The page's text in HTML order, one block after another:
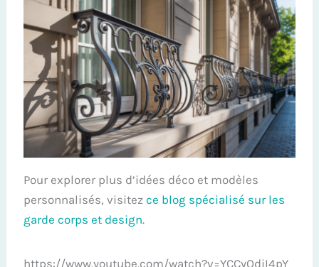
Pour explorer plus d’idées déco et modèles
personnalisés, visitezce blog spécialisé sur les
garde corps et design.
https://www.youtube.com/watch?v=YCCyQdiI4pY